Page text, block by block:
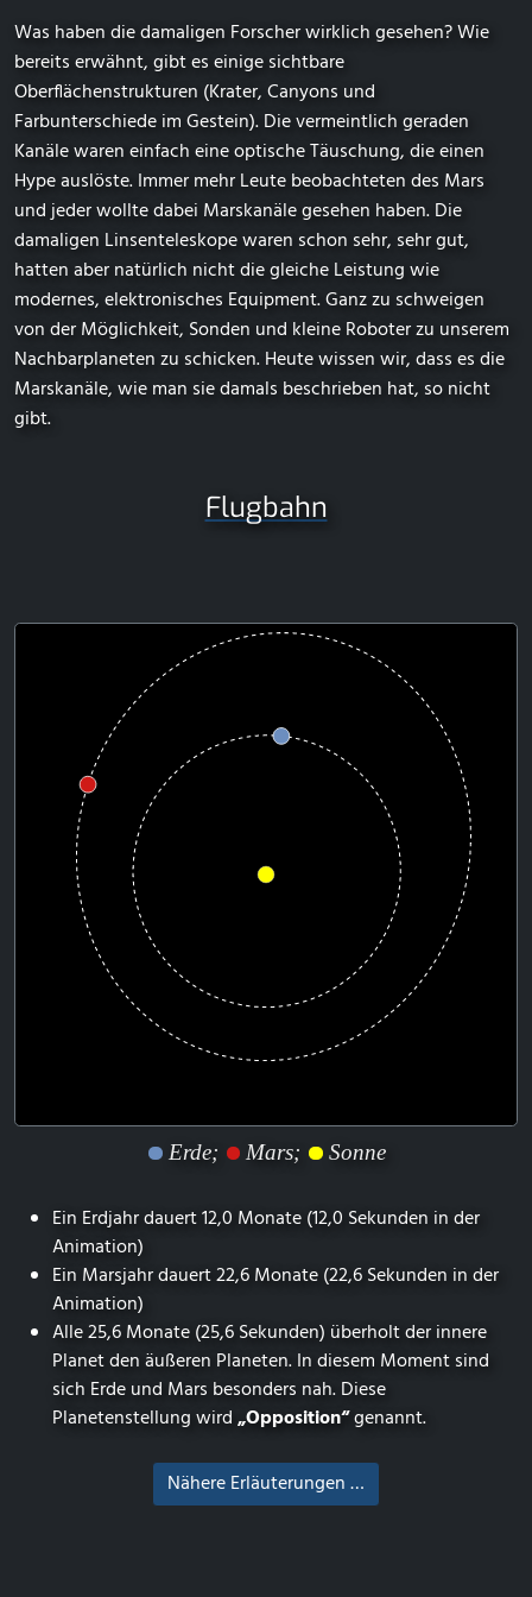
Was haben die damaligen Forscher wirklich gesehen? Wie
bereits erwähnt, gibt es einige sichtbare
Oberflächenstrukturen (Krater, Canyons und
Farbunterschiede im Gestein). Die vermeintlich geraden
Kanäle waren einfach eine optische Täuschung, die einen
Hype auslöste. Immer mehr Leute beobachteten des Mars
und jeder wollte dabei Marskanäle gesehen haben. Die
damaligen Linsenteleskope waren schon sehr, sehr gut,
hatten aber natürlich nicht die gleiche Leistung wie
modernes, elektronisches Equipment. Ganz zu schweigen
von der Möglichkeit, Sonden und kleine Roboter zu unserem
Nachbarplaneten zu schicken. Heute wissen wir, dass es die
Marskanäle, wie man sie damals beschrieben hat, so nicht
gibt.
Flugbahn
Erde; Mars; Sonne
Ein Erdjahr dauert 12,0 Monate (12,0 Sekunden in der
Animation)
Ein Marsjahr dauert 22,6 Monate (22,6 Sekunden in der
Animation)
Alle 25,6 Monate (25,6 Sekunden) überholt der innere
Planet den äußeren Planeten. In diesem Moment sind
sich Erde und Mars besonders nah. Diese
Planetenstellung wird„Opposition“genannt.
Nähere Erläuterungen …